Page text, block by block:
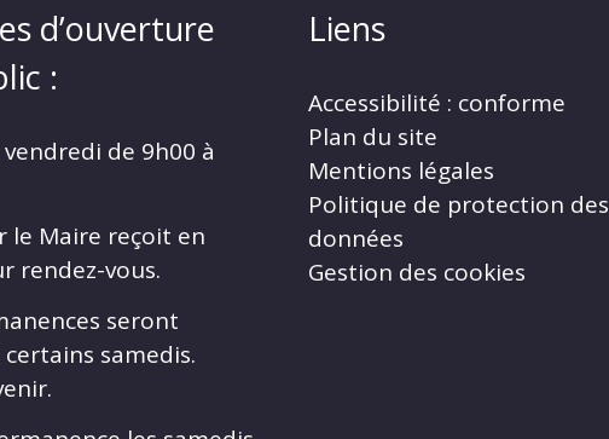
d’ouverture
:
de 9h00 à
le Maire reçoit en
rendez-vous.
seront
certains samedis.
Liens
Accessibilité : conforme
Plan du site
Mentions légales
Politique de protection des
données
Gestion des cookies